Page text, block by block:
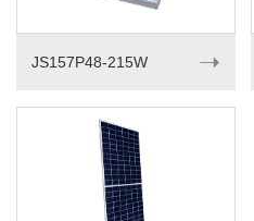
JS157P48-215W ➝